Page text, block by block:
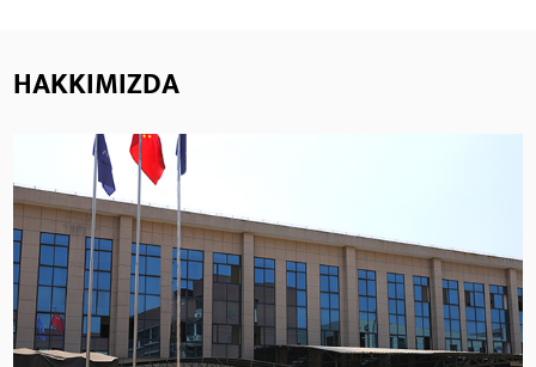
Parametreler:
DEVAMINI OKU
HAKKIMIZDA